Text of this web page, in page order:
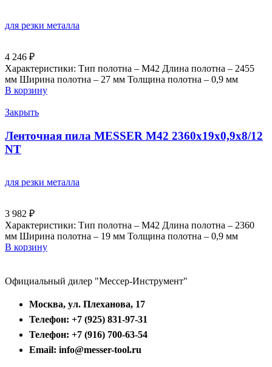
для резки металла
4 246 ₽
Характеристики: Тип полотна – M42 Длина полотна – 2455
мм Ширина полотна – 27 мм Толщина полотна – 0,9 мм
В корзину
Закрыть
Ленточная пила MESSER М42 2360х19х0,9х8/12
NT
для резки металла
3 982 ₽
Характеристики: Тип полотна – M42 Длина полотна – 2360
мм Ширина полотна – 19 мм Толщина полотна – 0,9 мм
В корзину
Официальный дилер "Мессер-Инструмент"
Москва, ул. Плеханова, 17
Телефон: +7 (925) 831-97-31
Телефон: +7 (916) 700-63-54
Email: info@messer-tool.ru